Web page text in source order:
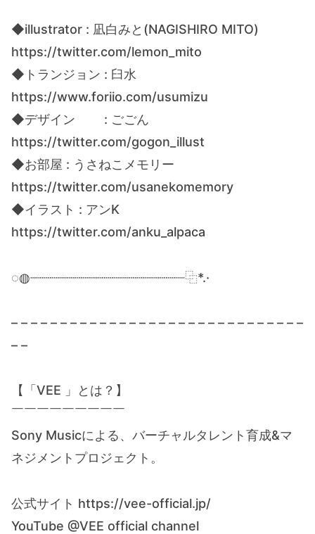
◆illustrator : 凪白みと(NAGISHIRO MITO)
https://twitter.com/lemon_mito
◆トランジョン : 臼水
https://www.foriio.com/usumizu
◆デザイン : ごごん
https://twitter.com/gogon_illust
◆お部屋 : うさねこメモリー
https://twitter.com/usanekomemory
◆イラスト : アンK
https://twitter.com/anku_alpaca
◌◍┈┈┈┈┈┈┈┈┈┈┈┈┈┈┈┈┈┈┈┈⿻*.·
– – – – – – – – – – – – – – – – – – – – – – – – – – – – – –
– –
【「VEE 」とは？】
￣￣￣￣￣￣￣￣￣
Sony Musicによる、バーチャルタレント育成&マ
ネジメントプロジェクト。
公式サイト https://vee-official.jp/
YouTube @VEE official channel